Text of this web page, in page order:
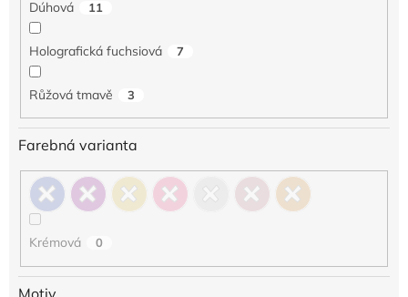
Dúhová 11
Holografická fuchsiová 7
Růžová tmavě 3
Farebná varianta
Krémová 0
Motiv